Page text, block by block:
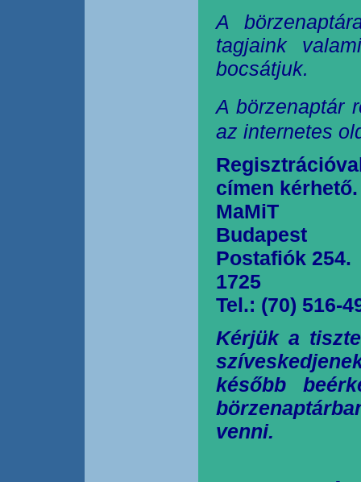
A
tagjaink
bocsátjuk.
A börzenaptár
az internetes
címen kérhető.
MaMiT
Budapest
Postafiók 254.
1725
Tel.: (70) 516-
Kérjük a
később
venni.